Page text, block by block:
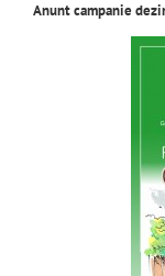
Anunt campanie